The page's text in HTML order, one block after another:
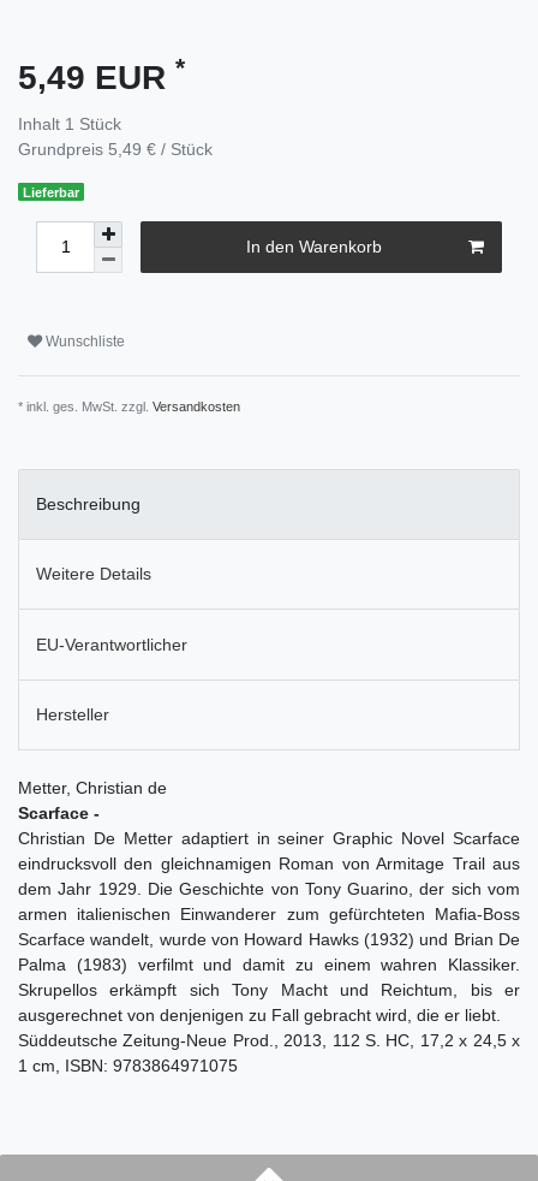
5,49 EUR *
Inhalt 1 Stück
Grundpreis 5,49 € / Stück
Lieferbar
In den Warenkorb
Wunschliste
* inkl. ges. MwSt. zzgl. Versandkosten
Beschreibung
Weitere Details
EU-Verantwortlicher
Hersteller
Metter, Christian de
Scarface -
Christian De Metter adaptiert in seiner Graphic Novel Scarface
eindrucksvoll den gleichnamigen Roman von Armitage Trail aus
dem Jahr 1929. Die Geschichte von Tony Guarino, der sich vom
armen italienischen Einwanderer zum gefürchteten Mafia-Boss
Scarface wandelt, wurde von Howard Hawks (1932) und Brian De
Palma (1983) verfilmt und damit zu einem wahren Klassiker.
Skrupellos erkämpft sich Tony Macht und Reichtum, bis er
ausgerechnet von denjenigen zu Fall gebracht wird, die er liebt.
Süddeutsche Zeitung-Neue Prod., 2013, 112 S. HC, 17,2 x 24,5 x
1 cm, ISBN: 9783864971075